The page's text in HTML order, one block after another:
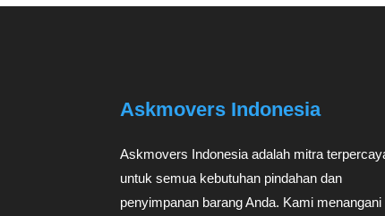
Askmovers Indonesia
Askmovers Indonesia adalah mitra
untuk semua kebutuhan pindahan dan
penyimpanan barang Anda. Kami menangani